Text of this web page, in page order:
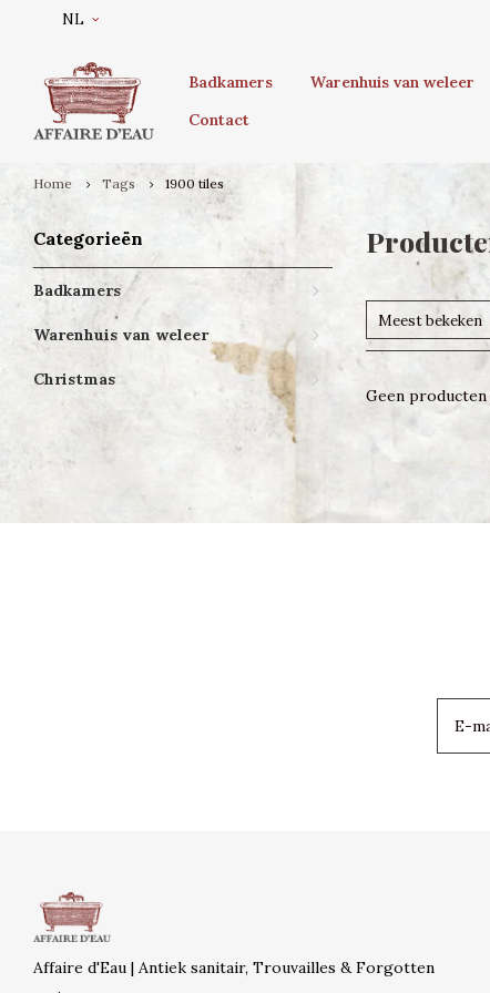
NL
Badkamers Warenhuis van weleer
Contact
Home Tags 1900 tiles
Categorieën
Badkamers
Warenhuis van weleer
Christmas
Meest bekeken
Geen producten
Affaire d'Eau | Antiek sanitair, Trouvailles & Forgotten